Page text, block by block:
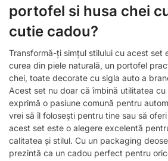
portofel si husa chei
cutie cadou?
Transformă-ți simțul stilului cu acest set
curea din piele naturală, un portofel
chei, toate decorate cu sigla auto a
Acest set nu doar că îmbină utilitatea
exprimă o pasiune comună pentru
vrei să îl folosești pentru tine sau să
acest set este o alegere excelentă
calitatea și stilul. Cu un packaging
prezintă ca un cadou perfect pentru